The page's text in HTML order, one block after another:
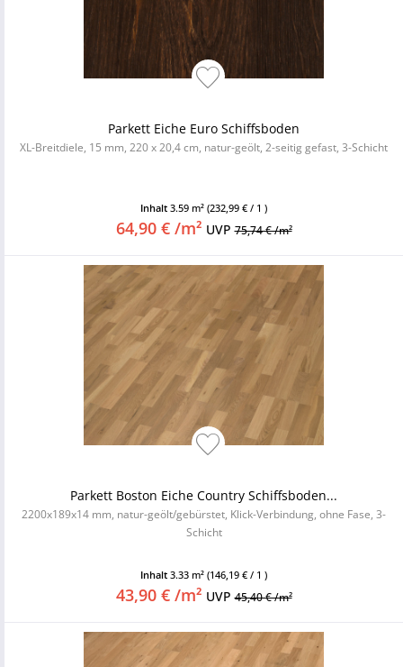
Parkett Eiche Euro Schiffsboden
XL-Breitdiele, 15 mm, 220 x 20,4 cm, natur-geölt, 2-seitig gefast, 3-Schicht
Inhalt 3.59 m² (232,99 € / 1 )
64,90 € /m² UVP75,74 € /m²
Parkett Boston Eiche Country Schiffsboden...
2200x189x14 mm, natur-geölt/gebürstet, Klick-Verbindung, ohne Fase, 3-
Schicht
Inhalt 3.33 m² (146,19 € / 1 )
43,90 € /m² UVP45,40 € /m²